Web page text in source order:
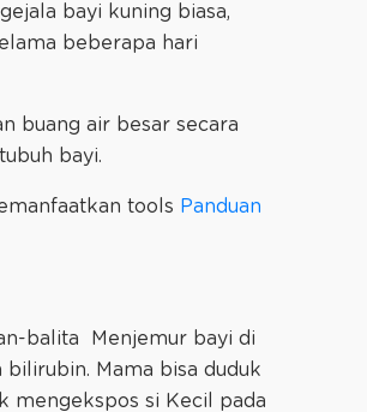
bayi kuning biasa,
beberapa hari
buang air besar secara
bayi.
tools Panduan
balita Menjemur bayi di
Mama bisa duduk
mengekspos si Kecil pada